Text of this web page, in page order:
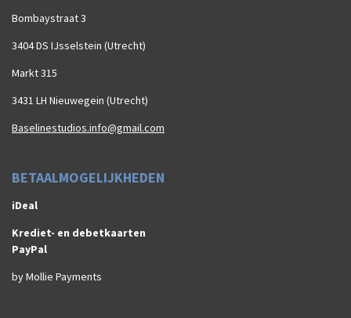
Bombaystraat 3
3404 DS IJsselstein (Utrecht)
Markt 315
3431 LH Nieuwegein (Utrecht)
Baselinestudios.info@gmail.com
BETAALMOGELIJKHEDEN
iDeal
Krediet- en debetkaarten
PayPal
by Mollie Payments